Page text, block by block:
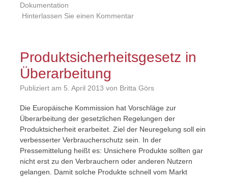
Dokumentation
Hinterlassen Sie einen Kommentar
Produktsicherheitsgesetz in
Überarbeitung
Publiziert am 5. April 2013 von Britta Görs
Die Europäische Kommission hat Vorschläge zur
Überarbeitung der gesetzlichen Regelungen der
Produktsicherheit erarbeitet. Ziel der Neuregelung soll ein
verbesserter Verbraucherschutz sein. In der
Pressemittelung heißt es: Unsichere Produkte sollten gar
nicht erst zu den Verbrauchern oder anderen Nutzern
gelangen. Damit solche Produkte schnell vom Markt